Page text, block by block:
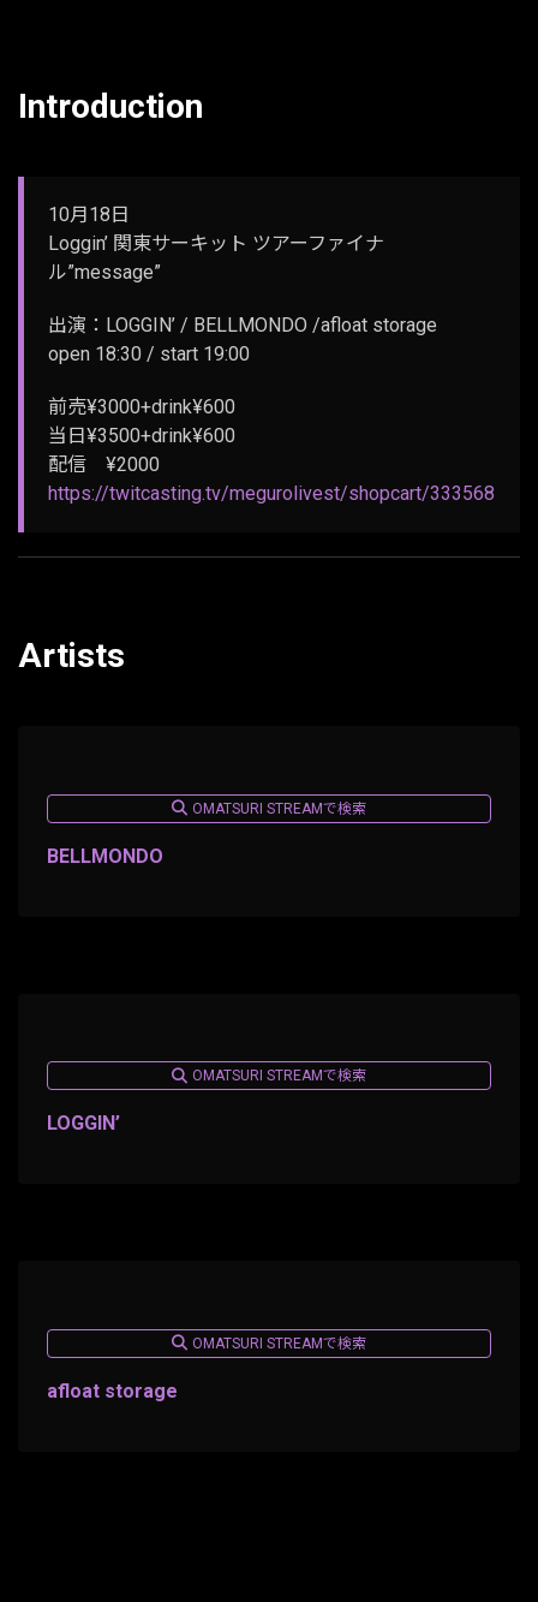
Introduction
10月18日
Loggin’ 関東サーキット ツアーファイナ
ル”message”
出演：LOGGIN’ / BELLMONDO /afloat storage
open 18:30 / start 19:00
前売¥3000+drink¥600
当日¥3500+drink¥600
配信 ¥2000
https://twitcasting.tv/megurolivest/shopcart/333568
Artists
OMATSURI STREAMで検索
BELLMONDO
OMATSURI STREAMで検索
LOGGIN’
OMATSURI STREAMで検索
afloat storage